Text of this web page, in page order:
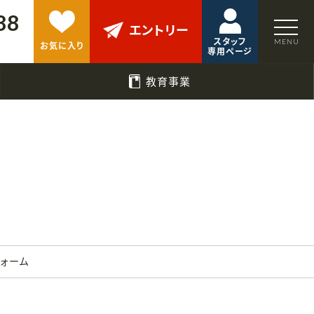
お気に入り
エントリー
スタッフ
専用ページ
教育事業
ーム